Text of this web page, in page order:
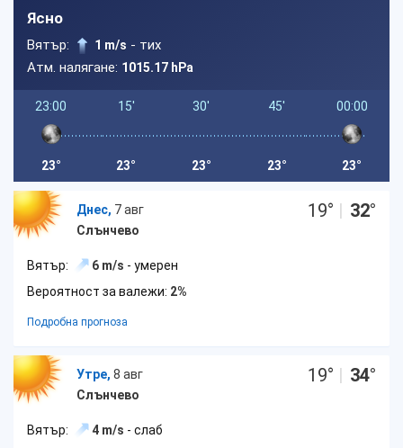
Ясно
Вятър: 1 m/s - тих
Атм. налягане: 1015.17 hPa
23:00
23°
15'
23°
30'
23°
45'
23°
00:00
23°
Днес, 7 авг
Слънчево
19° | 32°
Вятър: 6 m/s - умерен
Вероятност за валежи: 2%
Подробна прогноза
Утре, 8 авг
Слънчево
19° | 34°
Вятър: 4 m/s - слаб